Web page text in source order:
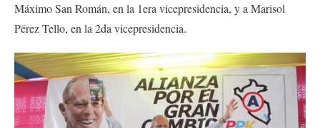
Máximo San Román, en la 1era vicepresidencia, y a Marisol
Pérez Tello, en la 2da vicepresidencia.